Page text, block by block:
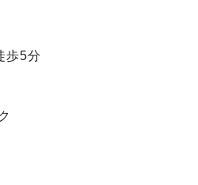
歩5分